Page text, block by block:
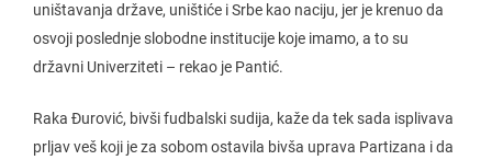
uništavanja države, uništiće i Srbe kao naciju, jer je krenuo da
osvoji poslednje slobodne institucije koje imamo, a to su
državni Univerziteti – rekao je Pantić.
Raka Đurović, bivši fudbalski sudija, kaže da tek sada isplivava
prljav veš koji je za sobom ostavila bivša uprava Partizana i da